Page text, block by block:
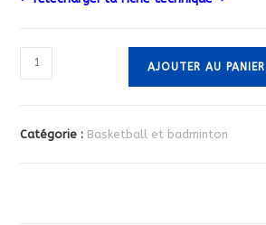
quantité
de
MULTISPORT
AJOUTER AU PANIER
Catégorie : Basketball et badminton